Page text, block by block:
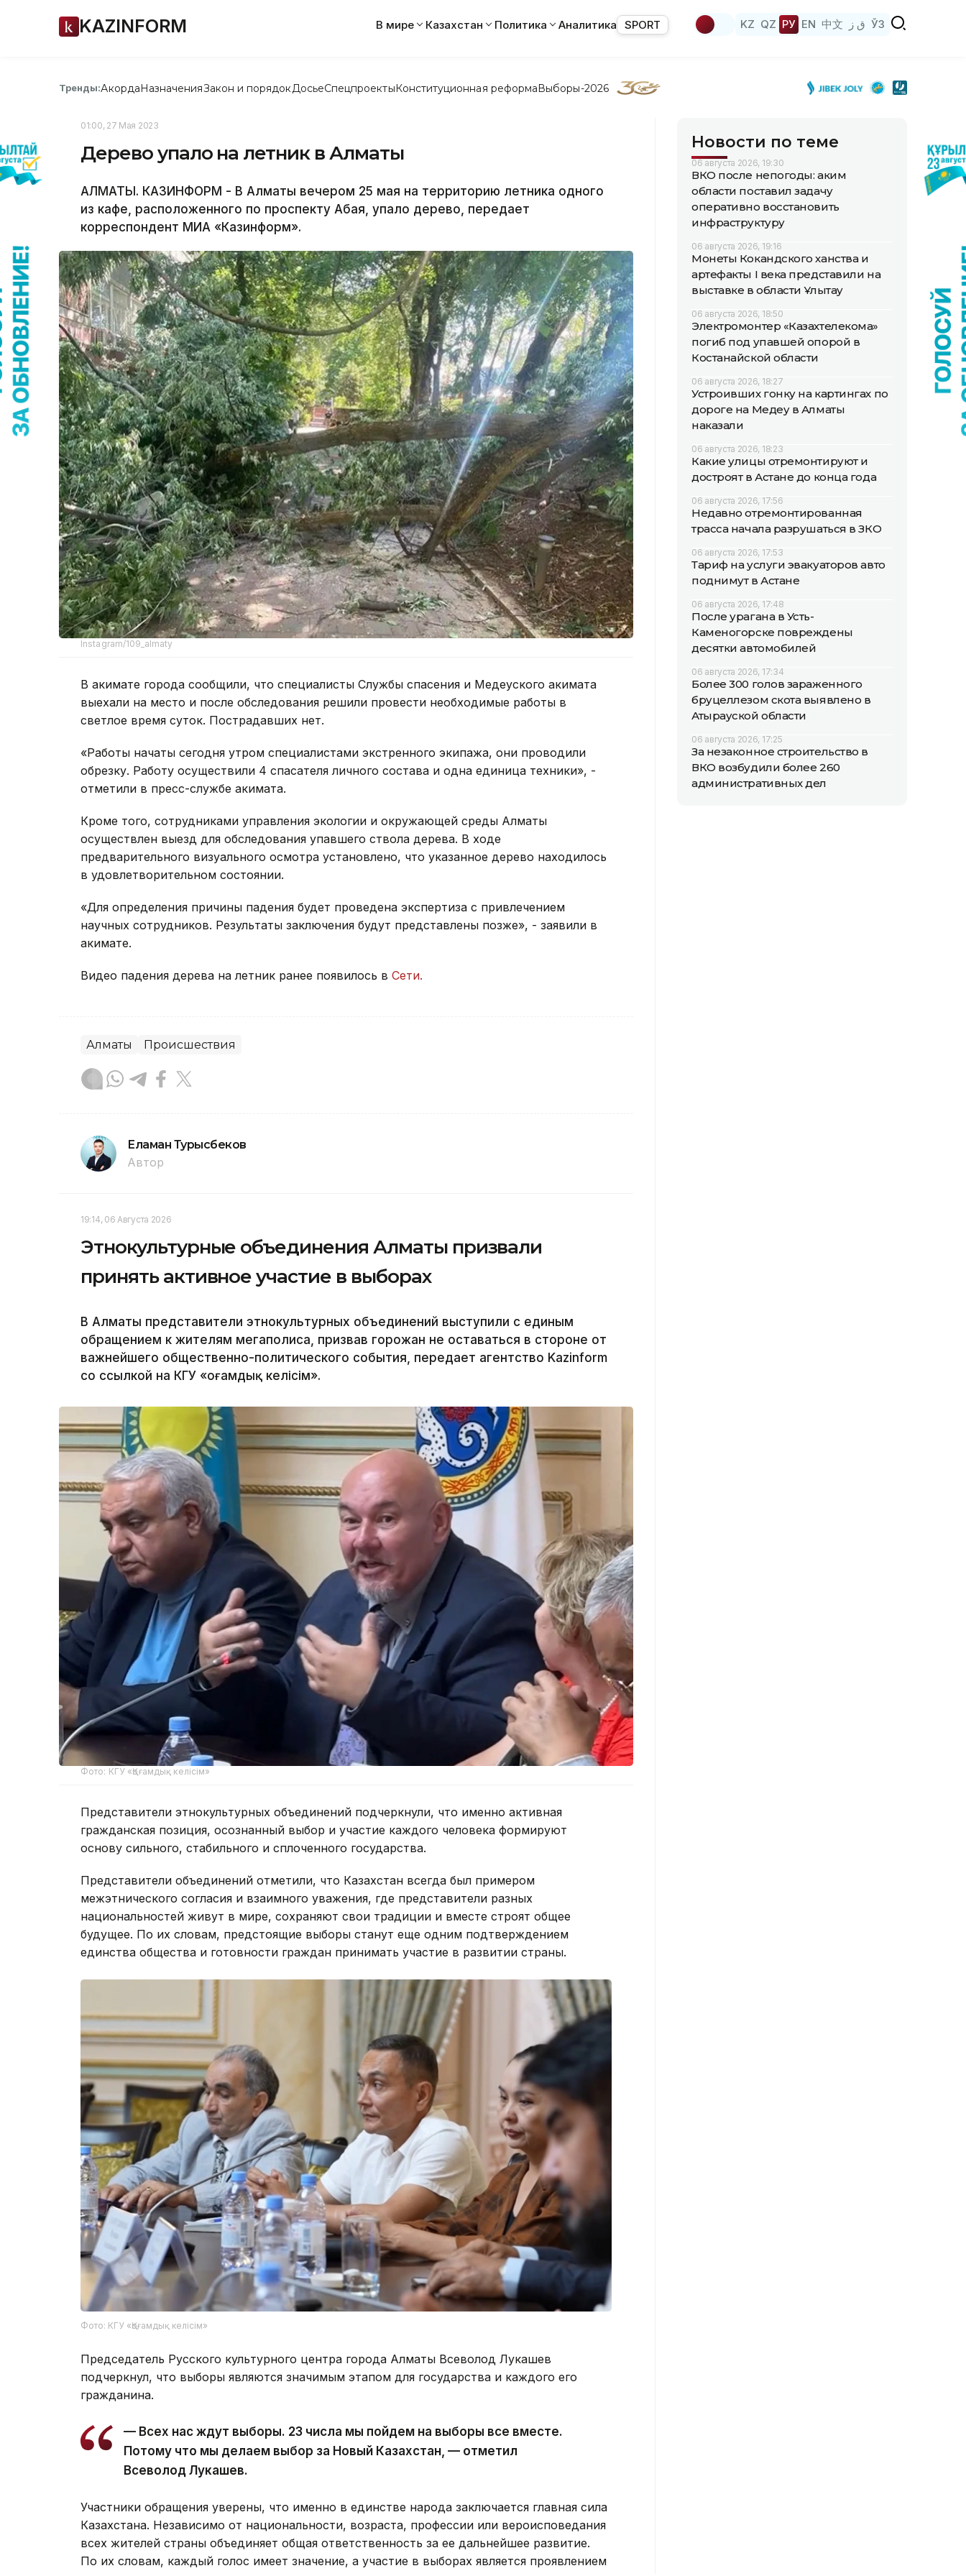
KAZINFORM В мире Казахстан Политика Аналитика SPORT KZ QZ РУ EN 中文 ق ز ЎЗ
Тренды:АкордаНазначенияЗакон и порядок ДосьеСпецпроектыКонституционная реформаВыборы-2026
01:00, 27 Мая 2023
Дерево упало на летник в Алматы
АЛМАТЫ. КАЗИНФОРМ - В Алматы вечером 25 мая на территорию летника одного
из кафе, расположенного по проспекту Абая, упало дерево, передает
корреспондент МИА «Казинформ».
Instagram/109_almaty
В акимате города сообщили, что специалисты Службы спасения и Медеуского акимата
выехали на место и после обследования решили провести необходимые работы в
светлое время суток. Пострадавших нет.
«Работы начаты сегодня утром специалистами экстренного экипажа, они проводили
обрезку. Работу осуществили 4 спасателя личного состава и одна единица техники», -
отметили в пресс-службе акимата.
Кроме того, сотрудниками управления экологии и окружающей среды Алматы
осуществлен выезд для обследования упавшего ствола дерева. В ходе
предварительного визуального осмотра установлено, что указанное дерево находилось
в удовлетворительном состоянии.
«Для определения причины падения будет проведена экспертиза с привлечением
научных сотрудников. Результаты заключения будут представлены позже», - заявили в
акимате.
Видео падения дерева на летник ранее появилось в Сети.
Алматы Происшествия
Еламан Турысбеков
Автор
19:14, 06 Августа 2026
Этнокультурные объединения Алматы призвали
принять активное участие в выборах
В Алматы представители этнокультурных объединений выступили с единым
обращением к жителям мегаполиса, призвав горожан не оставаться в стороне от
важнейшего общественно-политического события, передает агентство Kazinform
со ссылкой на КГУ «Қоғамдық келісім».
Фото: КГУ «Қоғамдық келісім»
Представители этнокультурных объединений подчеркнули, что именно активная
гражданская позиция, осознанный выбор и участие каждого человека формируют
основу сильного, стабильного и сплоченного государства.
Представители объединений отметили, что Казахстан всегда был примером
межэтнического согласия и взаимного уважения, где представители разных
национальностей живут в мире, сохраняют свои традиции и вместе строят общее
будущее. По их словам, предстоящие выборы станут еще одним подтверждением
единства общества и готовности граждан принимать участие в развитии страны.
Фото: КГУ «Қоғамдық келісім»
Председатель Русского культурного центра города Алматы Всеволод Лукашев
подчеркнул, что выборы являются значимым этапом для государства и каждого его
гражданина.
— Всех нас ждут выборы. 23 числа мы пойдем на выборы все вместе.
Потому что мы делаем выбор за Новый Казахстан, — отметил
Всеволод Лукашев.
Участники обращения уверены, что именно в единстве народа заключается главная сила
Казахстана. Независимо от национальности, возраста, профессии или вероисповедания
всех жителей страны объединяет общая ответственность за ее дальнейшее развитие.
По их словам, каждый голос имеет значение, а участие в выборах является проявлением
Новости по теме
06 августа 2026, 19:30
ВКО после непогоды: аким
области поставил задачу
оперативно восстановить
инфраструктуру
06 августа 2026, 19:16
Монеты Кокандского ханства и
артефакты I века представили на
выставке в области Ұлытау
06 августа 2026, 18:50
Электромонтер «Казахтелекома»
погиб под упавшей опорой в
Костанайской области
06 августа 2026, 18:27
Устроивших гонку на картингах по
дороге на Медеу в Алматы
наказали
06 августа 2026, 18:23
Какие улицы отремонтируют и
достроят в Астане до конца года
06 августа 2026, 17:56
Недавно отремонтированная
трасса начала разрушаться в ЗКО
06 августа 2026, 17:53
Тариф на услуги эвакуаторов авто
поднимут в Астане
06 августа 2026, 17:48
После урагана в Усть-
Каменогорске повреждены
десятки автомобилей
06 августа 2026, 17:34
Более 300 голов зараженного
бруцеллезом скота выявлено в
Атырауской области
06 августа 2026, 17:25
За незаконное строительство в
ВКО возбудили более 260
административных дел